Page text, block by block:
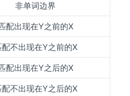
非单词边界
配出现在Y之前的X
配不出现在Y之前的X
配出现在Y之后的X
配不出现在Y之后的X